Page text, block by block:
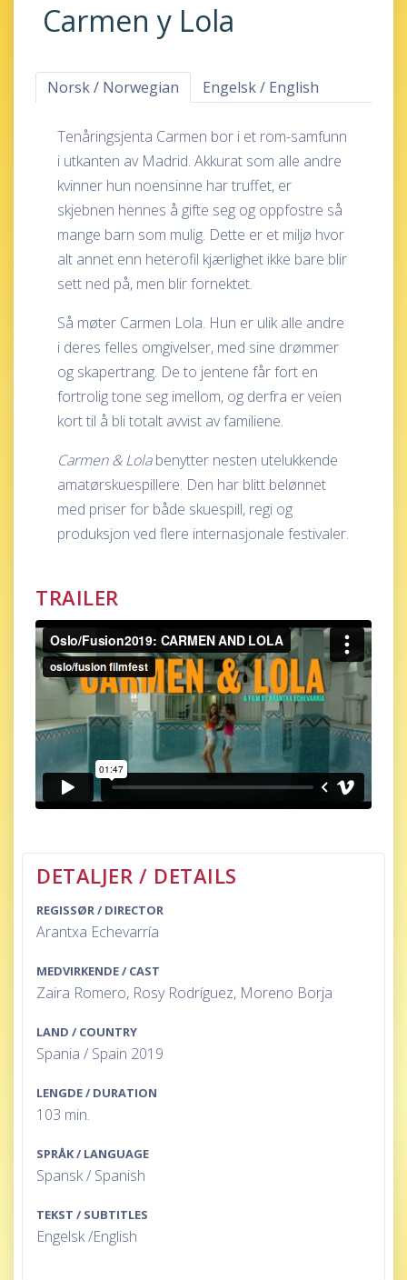
Carmen y Lola
Norsk / Norwegian Engelsk / English
Tenåringsjenta Carmen bor i et rom-samfunn
i utkanten av Madrid. Akkurat som alle andre
kvinner hun noensinne har truffet, er
skjebnen hennes å gifte seg og oppfostre så
mange barn som mulig. Dette er et miljø hvor
alt annet enn heterofil kjærlighet ikke bare blir
sett ned på, men blir fornektet.
Så møter Carmen Lola. Hun er ulik alle andre
i deres felles omgivelser, med sine drømmer
og skapertrang. De to jentene får fort en
fortrolig tone seg imellom, og derfra er veien
kort til å bli totalt avvist av familiene.
Carmen & Lolabenytter nesten utelukkende
amatørskuespillere. Den har blitt belønnet
med priser for både skuespill, regi og
produksjon ved flere internasjonale festivaler.
TRAILER
DETALJER / DETAILS
REGISSØR / DIRECTOR
Arantxa Echevarría
MEDVIRKENDE / CAST
Zaira Romero, Rosy Rodríguez, Moreno Borja
LAND / COUNTRY
Spania / Spain 2019
LENGDE / DURATION
103 min.
SPRÅK / LANGUAGE
Spansk / Spanish
TEKST / SUBTITLES
Engelsk /English